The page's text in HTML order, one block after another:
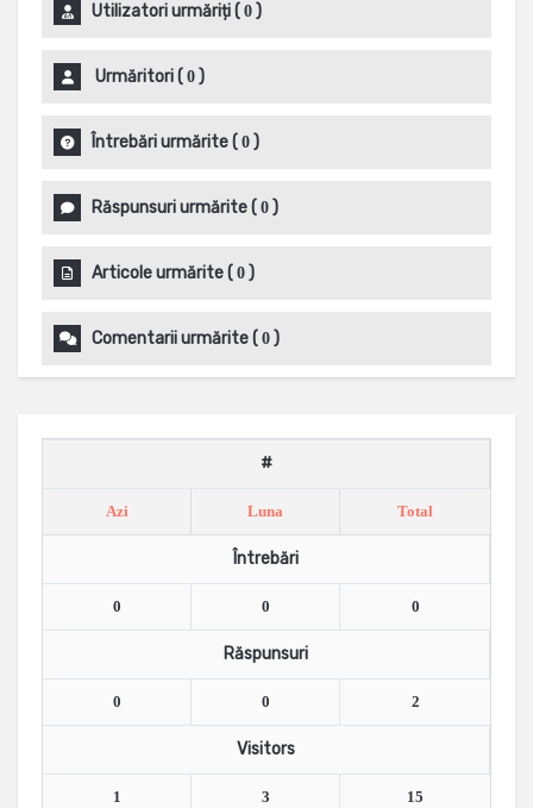
Utilizatori urmăriți( 0 )
Urmăritori( 0 )
Întrebări urmărite( 0 )
Răspunsuri urmărite( 0 )
Articole urmărite( 0 )
Comentarii urmărite( 0 )
#
Azi Luna Total
Întrebări
0 0 0
Răspunsuri
0 0 2
Visitors
1 3 15